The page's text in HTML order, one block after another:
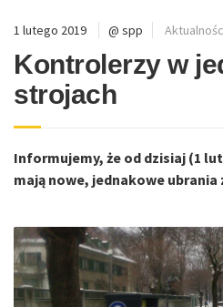
1 lutego 2019 @ spp
Kontrolerzy w
strojach
Informujemy, że od dzisiaj (1
mają nowe, jednakowe ubrania